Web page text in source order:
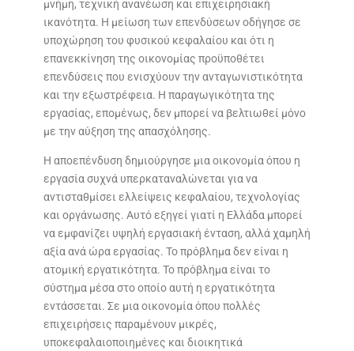
μνήμη, τεχνική ανανέωση και επιχειρησιακή
ικανότητα. Η μείωση των επενδύσεων οδήγησε σε
υποχώρηση του φυσικού κεφαλαίου και ότι η
επανεκκίνηση της οικονομίας προϋποθέτει
επενδύσεις που ενισχύουν την ανταγωνιστικότητα
και την εξωστρέφεια. Η παραγωγικότητα της
εργασίας, επομένως, δεν μπορεί να βελτιωθεί μόνο
με την αύξηση της απασχόλησης.
Η αποεπένδυση δημιούργησε μια οικονομία όπου η
εργασία συχνά υπερκαταναλώνεται για να
αντισταθμίσει ελλείψεις κεφαλαίου, τεχνολογίας
και οργάνωσης. Αυτό εξηγεί γιατί η Ελλάδα μπορεί
να εμφανίζει υψηλή εργασιακή ένταση, αλλά χαμηλή
αξία ανά ώρα εργασίας. Το πρόβλημα δεν είναι η
ατομική εργατικότητα. Το πρόβλημα είναι το
σύστημα μέσα στο οποίο αυτή η εργατικότητα
εντάσσεται. Σε μια οικονομία όπου πολλές
επιχειρήσεις παραμένουν μικρές,
υποκεφαλαιοποιημένες και διοικητικά